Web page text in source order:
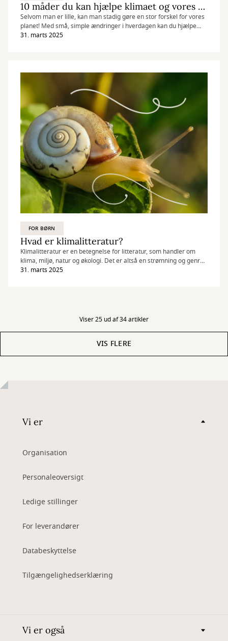
10 måder du kan hjælpe klimaet og vores verden på
Selvom man er lille, kan man stadig gøre en stor forskel for vores
planet! Med små, simple ændringer i hverdagen kan du hjælpe
klimaet og støtte FN’s 17 verdensmål. Læs med her og få 10 sjove
31. marts 2025
FOR BØRN
Hvad er klimalitteratur?
Klimalitteratur er en betegnelse for litteratur, som handler om
klima, miljø, natur og økologi. Det er altså en strømning og genre,
som er defineret af de temaer, den beskæftiger sig med.
31. marts 2025
Viser 25 ud af 34 artikler
VIS FLERE
Vi er
Organisation
Personaleoversigt
Ledige stillinger
For leverandører
Databeskyttelse
Tilgængelighedserklæring
Vi er også